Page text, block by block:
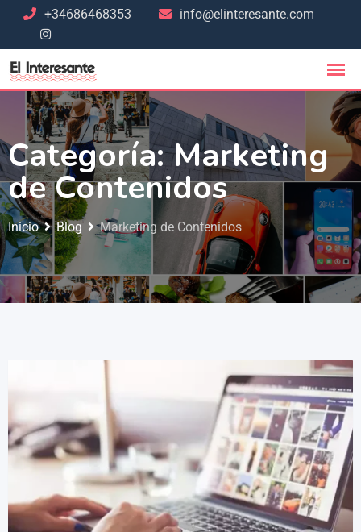
+34686468353 info@elinteresante.com
Categoría:Marketing
de Contenidos
Inicio Blog Marketing de Contenidos